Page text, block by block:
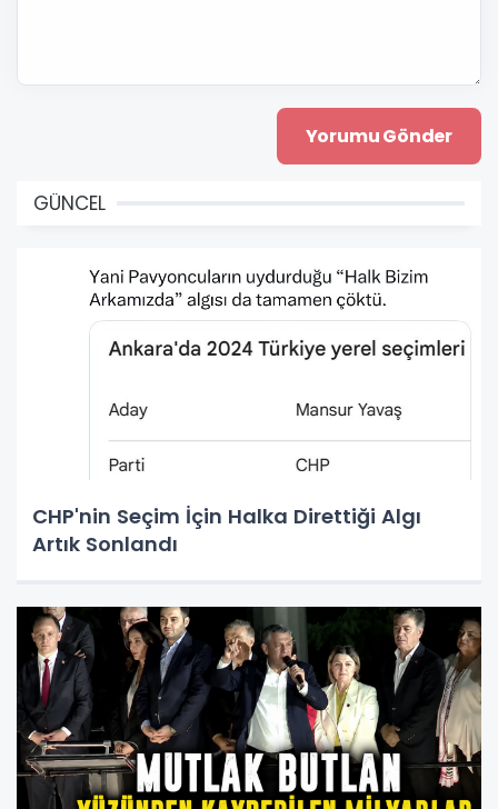
GÜNCEL
CHP'nin Seçim İçin Halka Direttiği Algı
Artık Sonlandı